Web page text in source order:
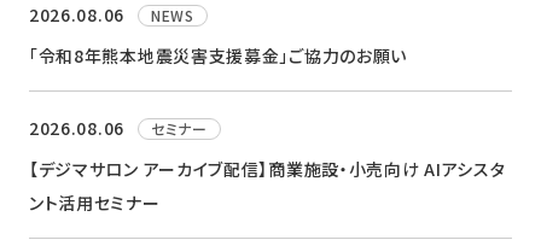
2026.08.06 NEWS
「令和8年熊本地震災害支援募金」ご協力のお願い
2026.08.06 セミナー
【デジマサロン アーカイブ配信】商業施設・小売向け AIアシスタ
ント活用セミナー